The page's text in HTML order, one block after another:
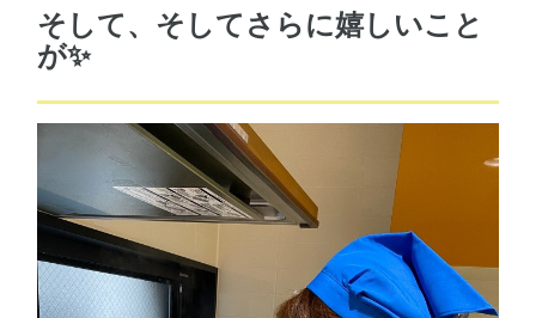
そして、そしてさらに嬉しいこと
が✨